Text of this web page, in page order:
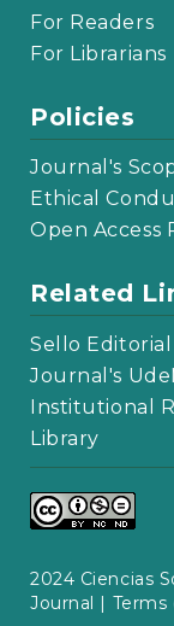
For Readers
For Librarians
Policies
Journal's
Ethical
Open Access
Related
Sello
Journal's
Institutional
Library
2024 Ciencias
Journal | Terms